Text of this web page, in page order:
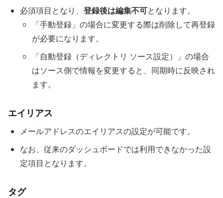
必須項目となり、 登録後は編集不可となります。
「手動登録」の場合に変更する際は削除して再登録
が必要になります。
「自動登録（ディレクトリ ソース設定）」の場合
はソース側で情報を変更すると、同期時に反映され
ます。
エイリアス
メールアドレスのエイリアスの設定が可能です。
なお、従来のダッシュボードでは利用できなかった設
定項目となります。
タグ